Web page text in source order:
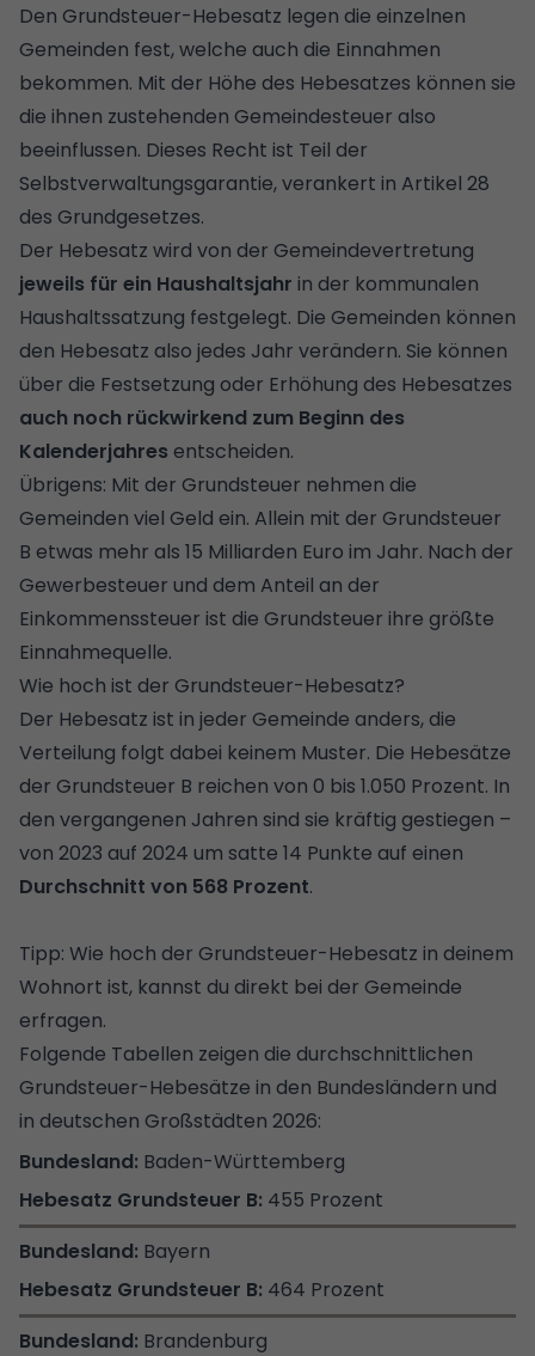
Den Grundsteuer-Hebesatz legen die einzelnen
Gemeinden fest, welche auch die Einnahmen
bekommen. Mit der Höhe des Hebesatzes können sie
die ihnen zustehenden Gemeindesteuer also
beeinflussen. Dieses Recht ist Teil der
Selbstverwaltungsgarantie, verankert in Artikel 28
des Grundgesetzes.
Der Hebesatz wird von der Gemeindevertretung
jeweils für ein Haushaltsjahr in der kommunalen
Haushaltssatzung festgelegt. Die Gemeinden können
den Hebesatz also jedes Jahr verändern. Sie können
über die Festsetzung oder Erhöhung des Hebesatzes
auch noch rückwirkend zum Beginn des
Kalenderjahres entscheiden.
Übrigens: Mit der Grundsteuer nehmen die
Gemeinden viel Geld ein. Allein mit der Grundsteuer
B etwas mehr als 15 Milliarden Euro im Jahr. Nach der
Gewerbesteuer und dem Anteil an der
Einkommenssteuer ist die Grundsteuer ihre größte
Einnahmequelle.
Wie hoch ist der Grundsteuer-Hebesatz?
Der Hebesatz ist in jeder Gemeinde anders, die
Verteilung folgt dabei keinem Muster. Die Hebesätze
der Grundsteuer B reichen von 0 bis 1.050 Prozent. In
den vergangenen Jahren sind sie kräftig gestiegen –
von 2023 auf 2024 um satte 14 Punkte auf einen
Durchschnitt von 568 Prozent.
Tipp: Wie hoch der Grundsteuer-Hebesatz in deinem
Wohnort ist, kannst du direkt bei der Gemeinde
erfragen.
Folgende Tabellen zeigen die durchschnittlichen
Grundsteuer-Hebesätze in den Bundesländern und
in deutschen Großstädten 2026:
Baden-Württemberg
455 Prozent
Bayern
464 Prozent
Brandenburg